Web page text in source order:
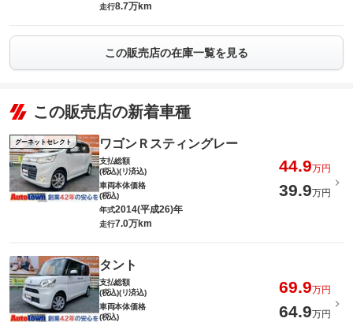
走行8.7万km
この販売店の在庫一覧を見る
この販売店の新着車種
グーネットセレクト ワゴンＲスティングレー
支払総額
(税込)(リ済込)
44.9万円
車両本体価格
(税込)
39.9万円
年式2014(平成26)年
走行7.0万km
タント
支払総額
(税込)(リ済込)
69.9万円
車両本体価格
(税込)
64.9万円